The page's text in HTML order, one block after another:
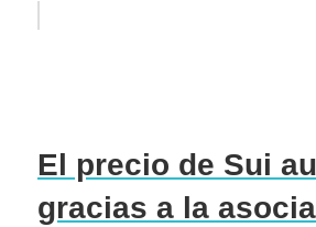
El precio de Sui
gracias a la